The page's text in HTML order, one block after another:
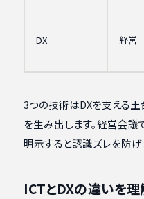
DX 経営
3つの技術はDXを支える
を生み出します。経営会
明示すると認識ズレを防げ
ICTとDXの違いを理